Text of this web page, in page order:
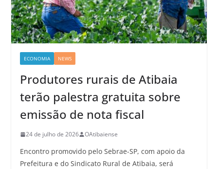
ECONOMIA NEWS
Produtores rurais de Atibaia
terão palestra gratuita sobre
emissão de nota fiscal
24 de julho de 2026 OAtibaiense
Encontro promovido pelo Sebrae-SP, com apoio da
Prefeitura e do Sindicato Rural de Atibaia, será